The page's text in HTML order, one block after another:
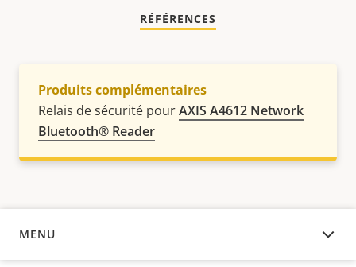
RÉFÉRENCES
Produits complémentaires
Relais de sécurité pourAXIS A4612 Network
Bluetooth® Reader
MENU
APERÇU